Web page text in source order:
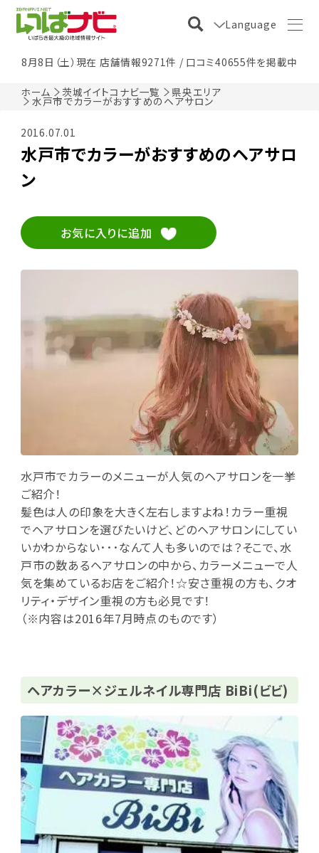
Language
8月8日（土）現在 店舗情報9271件 / 口コミ40655件を掲載中
ホーム 茨城イイトコナビ一覧 県央エリア
水戸市でカラーがおすすめのヘアサロン
2016.07.01
水戸市でカラーがおすすめのヘアサロ
ン
お気に入りに追加
水戸市でカラーのメニューが人気のヘアサロンを一挙
ご紹介！
髪色は人の印象を大きく左右しますよね！カラー重視
でヘアサロンを選びたいけど、どのヘアサロンにしてい
いかわからない･･･なんて人も多いのでは？そこで、水
戸市の数あるヘアサロンの中から、カラーメニューで人
気を集めているお店をご紹介！☆安さ重視の方も、クオ
リティ・デザイン重視の方も必見です！
（※内容は2016年7月時点のものです）
ヘアカラー×ジェルネイル専門店 BiBi(ビビ)